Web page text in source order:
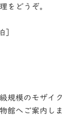
をどうぞ。
］
規模のモザイク
館へご案内しま